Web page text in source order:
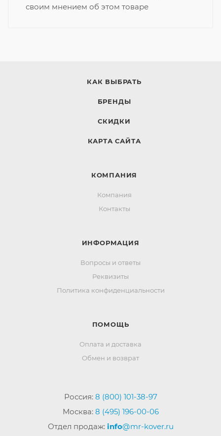
своим мнением об этом товаре
КАК ВЫБРАТЬ
БРЕНДЫ
СКИДКИ
КАРТА САЙТА
КОМПАНИЯ
Компания
Контакты
ИНФОРМАЦИЯ
Вопросы и ответы
Реквизиты
Политика конфиденциальности
ПОМОЩЬ
Оплата и доставка
Обмен и возврат
Россия: 8 (800) 101-38-97
Москва: 8 (495) 196-00-06
Отдел продаж: info@mr-kover.ru